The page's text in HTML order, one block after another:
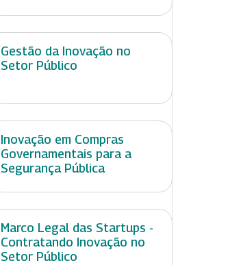
Gestão da Inovação no
Setor Público
Inovação em Compras
Governamentais para a
Segurança Pública
Marco Legal das Startups -
Contratando Inovação no
Setor Público